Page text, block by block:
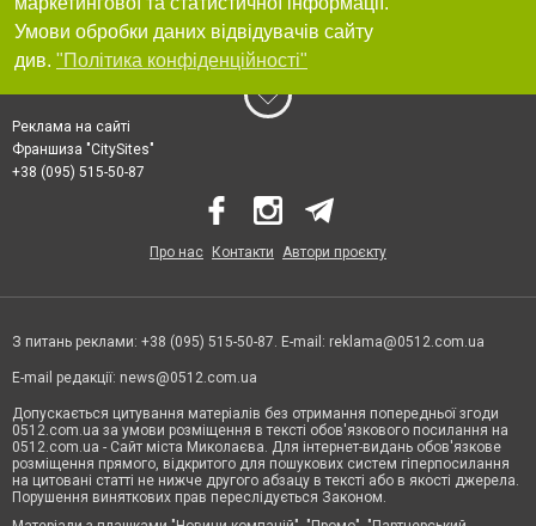
Умови обробки даних відвідувачів сайту
див. "Політика конфіденційності"
Реклама на сайті
Франшиза "CitySites"
+38 (095) 515-50-87
Про нас Контакти Автори проєкту
З питань реклами: +38 (095) 515-50-87. E-mail: reklama@0512.com.ua
E-mail редакції: news@0512.com.ua
Допускається цитування матеріалів без отримання попередньої згоди
0512.com.ua за умови розміщення в тексті обов'язкового посилання на
0512.com.ua - Сайт міста Миколаєва. Для інтернет-видань обов'язкове
розміщення прямого, відкритого для пошукових систем гіперпосилання
на цитовані статті не нижче другого абзацу в тексті або в якості джерела.
Порушення виняткових прав переслідується Законом.